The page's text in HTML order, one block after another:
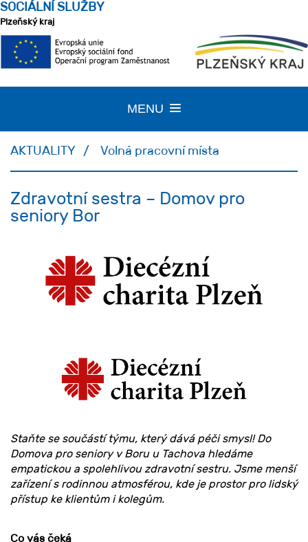
SOCIÁLNÍ SLUŽBY
Plzeňský kraj
MENU
TOGGLE
AKTUALITY Volná pracovní místa
Zdravotní sestra – Domov pro
Staňte se součástí týmu, který dává péči smysl! Do
Domova pro seniory v Boru u Tachova hledáme
empatickou a spolehlivou zdravotní sestru. Jsme menší
zařízení s rodinnou atmosférou, kde je prostor pro lidský
přístup ke klientům i kolegům.
Co vás čeká